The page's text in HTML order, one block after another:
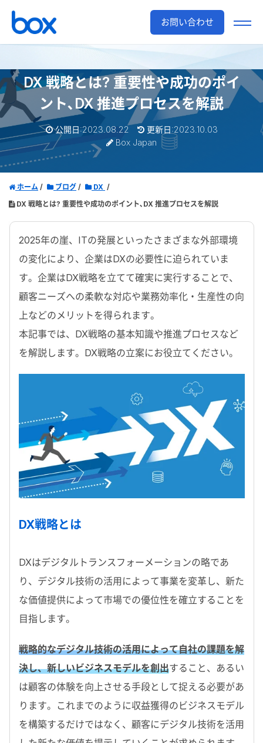
お問い合わせ
DX 戦略とは? 重要性や成功のポイ
ント､DX 推進プロセスを解説
公開日:2023.08.22
更新日:2023.10.03
Box Japan
ホーム ブログ
DX
DX 戦略とは? 重要性や成功のポイント､DX 推進プロセスを解説
2025年の崖、ITの発展といったさまざまな外部環境
の変化により、企業はDXの必要性に迫られていま
す。企業はDX戦略を立てて確実に実行することで、
顧客ニーズへの柔軟な対応や業務効率化・生産性の向
上などのメリットを得られます。
本記事では、DX戦略の基本知識や推進プロセスなど
を解説します。DX戦略の立案にお役立てください。
DX戦略とは
DXはデジタルトランスフォーメーションの略であ
り、デジタル技術の活用によって事業を変革し、新た
な価値提供によって市場での優位性を確立することを
目指します。
戦略的なデジタル技術の活用によって自社の課題を解
決し、新しいビジネスモデルを創出すること、あるい
は顧客の体験を向上させる手段として捉える必要があ
ります。これまでのように収益獲得のビジネスモデル
を構築するだけではなく、顧客にデジタル技術を活用